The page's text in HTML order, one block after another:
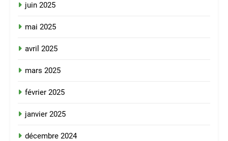
juin 2025
mai 2025
avril 2025
mars 2025
février 2025
janvier 2025
décembre 2024